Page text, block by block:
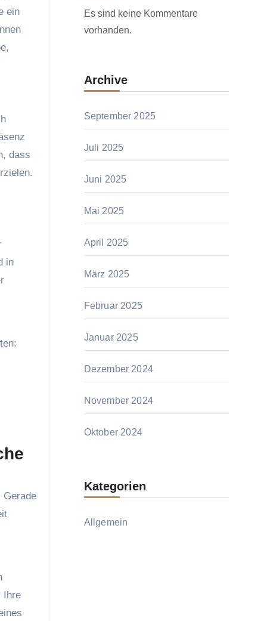
ein
dass
in
Gerade
Ihre
Es sind keine Kommentare
vorhanden.
Archive
September 2025
Juli 2025
Juni 2025
Mai 2025
April 2025
März 2025
Februar 2025
Januar 2025
Dezember 2024
November 2024
Oktober 2024
Kategorien
Allgemein